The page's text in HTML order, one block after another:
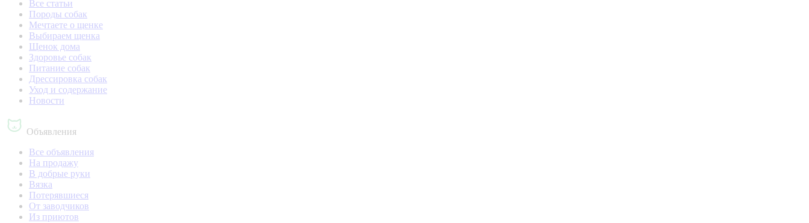
Все статьи
Породы собак
Мечтаете о щенке
Выбираем щенка
Щенок дома
Здоровье собак
Питание собак
Дрессировка собак
Уход и содержание
Новости
Объявления
Все объявления
На продажу
В добрые руки
Вязка
Потерявшиеся
От заводчиков
Из приютов